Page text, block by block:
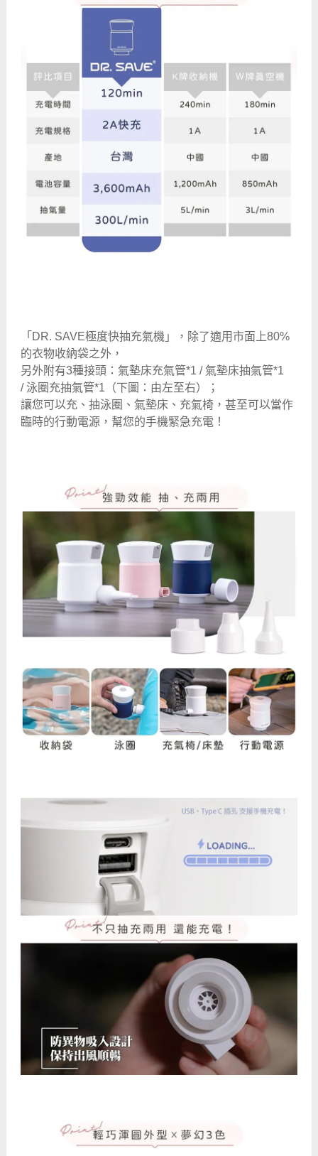
「DR. SAVE極度快抽充氣機」，除了適用市面上80%
的衣物收納袋之外，
另外附有3種接頭：氣墊床充氣管*1 / 氣墊床抽氣管*1
/ 泳圈充抽氣管*1（下圖：由左至右）；
讓您可以充、抽泳圈、氣墊床、充氣椅，甚至可以當作
臨時的行動電源，幫您的手機緊急充電！